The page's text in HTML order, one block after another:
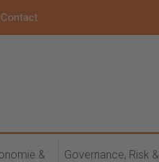
Contact
&
Governance, Risk &